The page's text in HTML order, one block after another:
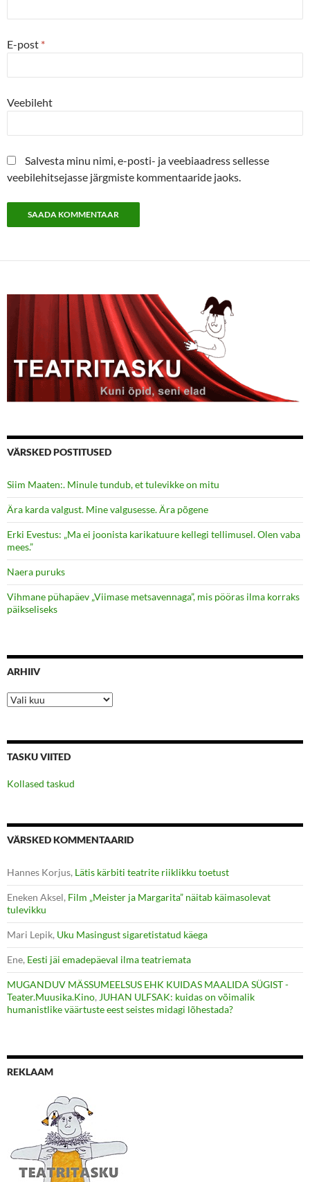
E-post *
Veebileht
Salvesta minu nimi, e-posti- ja veebiaadress sellesse
veebilehitsejasse järgmiste kommentaaride jaoks.
VÄRSKED POSTITUSED
Siim Maaten:. Minule tundub, et tulevikke on mitu
Ära karda valgust. Mine valgusesse. Ära põgene
Erki Evestus: „Ma ei joonista karikatuure kellegi tellimusel. Olen vaba
mees.”
Naera puruks
Vihmane pühapäev „Viimase metsavennaga”, mis pööras ilma korraks
päikseliseks
ARHIIV
Arhiiv
TASKU VIITED
Kollased taskud
VÄRSKED KOMMENTAARID
Hannes Korjus, Lätis kärbiti teatrite riiklikku toetust
Eneken Aksel, Film „Meister ja Margarita” näitab käimasolevat
tulevikku
Mari Lepik, Uku Masingust sigaretistatud käega
Ene, Eesti jäi emadepäeval ilma teatriemata
MUGANDUV MÄSSUMEELSUS EHK KUIDAS MAALIDA SÜGIST -
Teater.Muusika.Kino, JUHAN ULFSAK: kuidas on võimalik
humanistlike väärtuste eest seistes midagi lõhestada?
REKLAAM